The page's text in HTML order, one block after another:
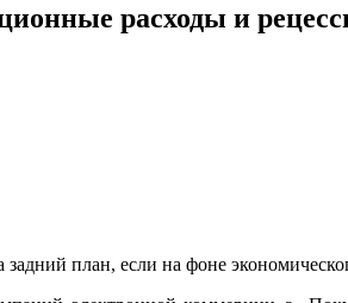
расходы и
задний план, если на фоне